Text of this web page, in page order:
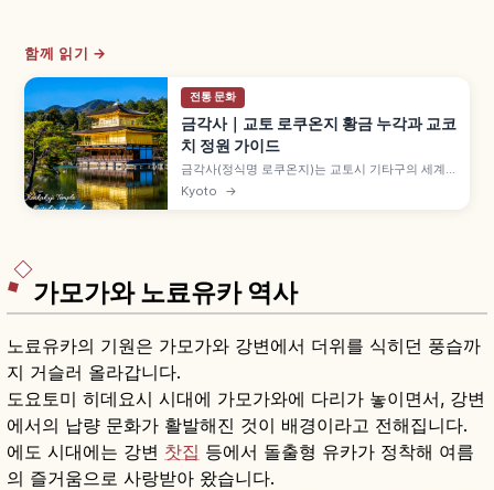
함께 읽기 →
전통 문화
금각사｜교토 로쿠온지 황금 누각과 교코
치 정원 가이드
금각사(정식명 로쿠온지)는 교토시 기타구의 세계
문화유산 사찰로, 금박 3층 누각 샤리덴이 상징입니
다. 교코치 연못에 비친 금각, 가을 단풍, 입장료와
Kyoto →
가모가와 노료유카 역사
노료유카의 기원은 가모가와 강변에서 더위를 식히던 풍습까
지 거슬러 올라갑니다.
도요토미 히데요시 시대에 가모가와에 다리가 놓이면서, 강변
에서의 납량 문화가 활발해진 것이 배경이라고 전해집니다.
에도 시대에는 강변 찻집 등에서 돌출형 유카가 정착해 여름
의 즐거움으로 사랑받아 왔습니다.